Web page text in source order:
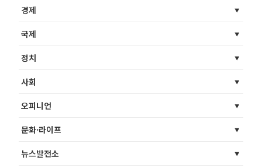
경제
국제
정치
사회
오피니언
문화·라이프
뉴스발전소